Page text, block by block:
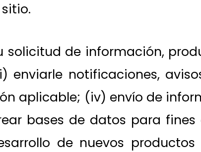
solicitud de información,
notificaciones,
aplicable; (iv) envío de
bases de datos para
de nuevos